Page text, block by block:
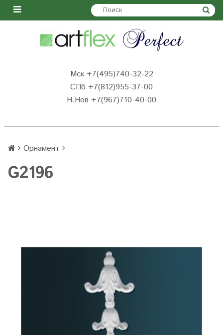
Мск +7(495)740-32-22
СПб +7(812)955-37-00
Н.Нов +7(967)710-40-00
Орнамент
G2196